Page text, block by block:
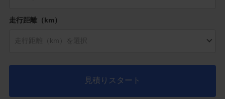
走行距離（km）
見積りスタート